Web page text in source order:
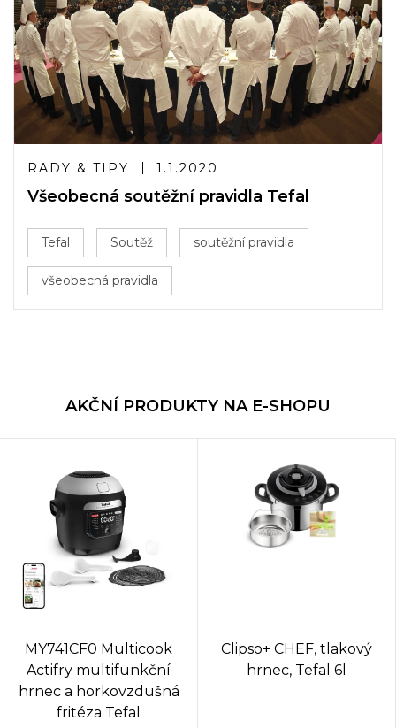
RADY & TIPY 1.1.2020
Všeobecná soutěžní pravidla Tefal
Tefal Soutěž soutěžní pravidla
všeobecná pravidla
AKČNÍ PRODUKTY NA E-SHOPU
MY741CF0 Multicook
Actifry multifunkční
hrnec a horkovzdušná
fritéza Tefal
Clipso+ CHEF, tlakový
hrnec, Tefal 6l